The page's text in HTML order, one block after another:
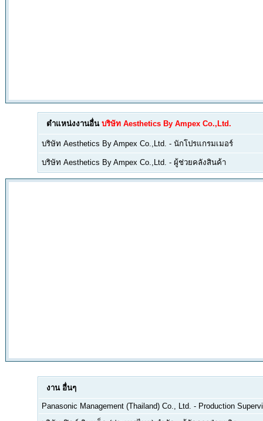
ตำแหน่งงานอื่น บริษัท Aesthetics By Ampex Co.,Ltd.
บริษัท Aesthetics By Ampex Co.,Ltd. - นักโปรแกรมเมอร์
บริษัท Aesthetics By Ampex Co.,Ltd. - ผู้ช่วยคลังสินค้า
งาน อื่นๆ
Panasonic Management (Thailand) Co., Ltd. - Production